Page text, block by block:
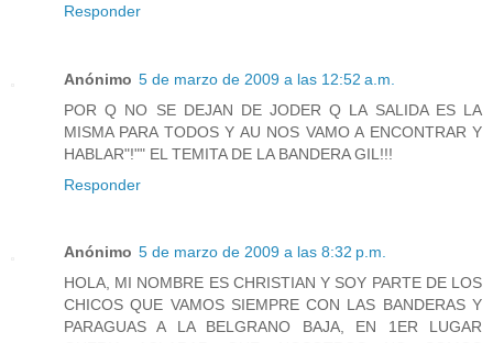
Responder
Anónimo 5 de marzo de 2009 a las 12:52 a.m.
POR Q NO SE DEJAN DE JODER Q LA SALIDA ES LA
MISMA PARA TODOS Y AU NOS VAMO A ENCONTRAR Y
HABLAR"!"" EL TEMITA DE LA BANDERA GIL!!!
Responder
Anónimo 5 de marzo de 2009 a las 8:32 p.m.
HOLA, MI NOMBRE ES CHRISTIAN Y SOY PARTE DE LOS
CHICOS QUE VAMOS SIEMPRE CON LAS BANDERAS Y
PARAGUAS A LA BELGRANO BAJA, EN 1ER LUGAR